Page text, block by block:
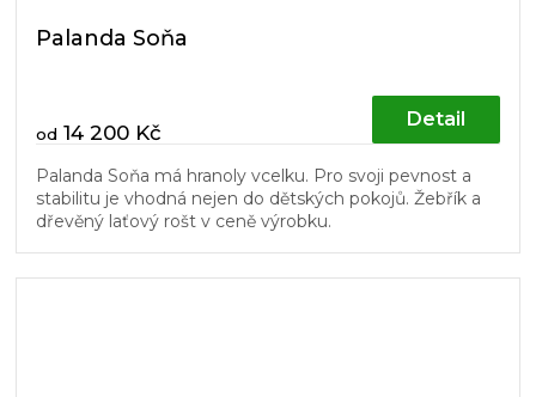
Palanda Soňa
od 14 200 Kč
Detail
Palanda Soňa má hranoly vcelku. Pro svoji pevnost a
stabilitu je vhodná nejen do dětských pokojů. Žebřík a
dřevěný laťový rošt v ceně výrobku.